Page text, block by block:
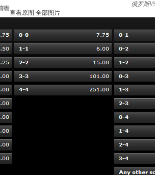
瞻
俄罗斯
查看原图 全部图片